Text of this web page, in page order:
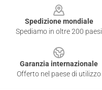
Spedizione mondiale
Spediamo in oltre 200 paesi
Garanzia internazionale
Offerto nel paese di utilizzo